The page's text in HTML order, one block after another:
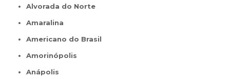
Alvorada do Norte
Amaralina
Americano do Brasil
Amorinópolis
Anápolis